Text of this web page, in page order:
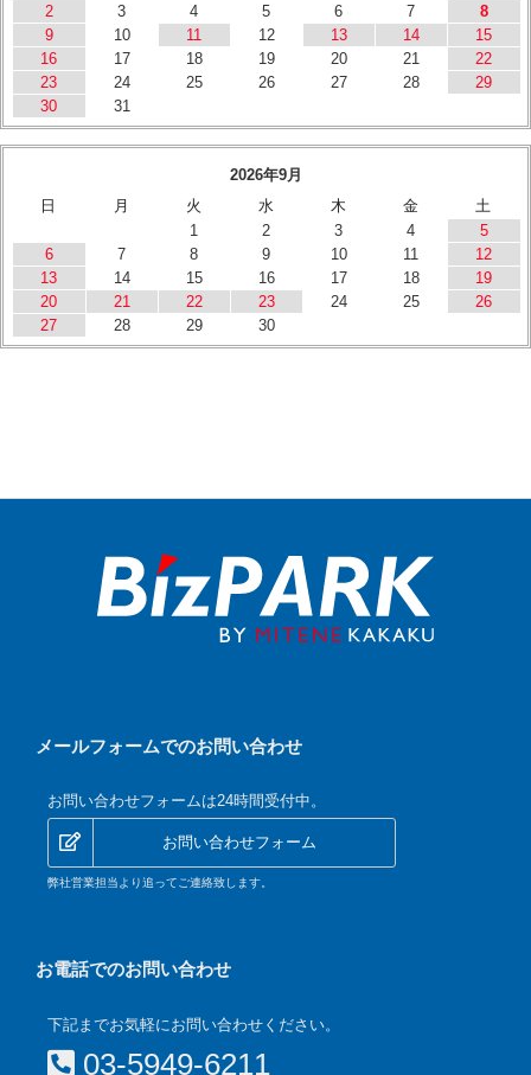
2
3 4 5 6 7
8
9
10 11 12 13 14
15
16
17 18 19 20 21
22
23
24 25 26 27 28
29
30
31
2026年9月
日
月 火 水 木 金
土
1
2 3 4
5
6
7 8 9 10 11
12
13
14 15 16 17 18
19
20
21 22 23 24 25
26
27
28 29 30
メールフォームでのお問い合わせ
お問い合わせフォームは24時間受付中。
お問い合わせフォーム
弊社営業担当より追ってご連絡致します。
お電話でのお問い合わせ
下記までお気軽にお問い合わせください。
03-5949-6211